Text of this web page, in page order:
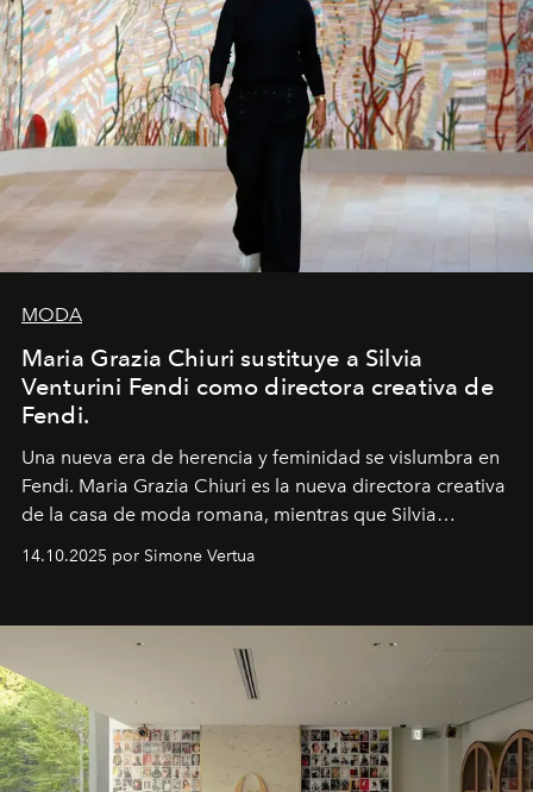
MODA
Maria Grazia Chiuri sustituye a Silvia
Venturini Fendi como directora creativa de
Fendi.
Una nueva era de herencia y feminidad se vislumbra en
Fendi. Maria Grazia Chiuri es la nueva directora creativa
de la casa de moda romana, mientras que Silvia
14.10.2025 por Simone Vertua